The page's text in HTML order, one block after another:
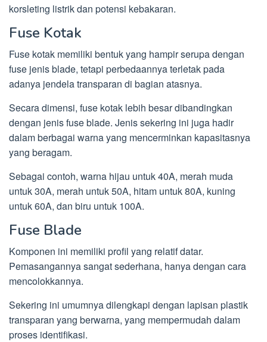
korsleting listrik dan potensi kebakaran.
Fuse Kotak
Fuse kotak memiliki bentuk yang hampir serupa dengan
fuse jenis blade, tetapi perbedaannya terletak pada
adanya jendela transparan di bagian atasnya.
Secara dimensi, fuse kotak lebih besar dibandingkan
dengan jenis fuse blade. Jenis sekering ini juga hadir
dalam berbagai warna yang mencerminkan kapasitasnya
yang beragam.
Sebagai contoh, warna hijau untuk 40A, merah muda
untuk 30A, merah untuk 50A, hitam untuk 80A, kuning
untuk 60A, dan biru untuk 100A.
Fuse Blade
Komponen ini memiliki profil yang relatif datar.
Pemasangannya sangat sederhana, hanya dengan cara
mencolokkannya.
Sekering ini umumnya dilengkapi dengan lapisan plastik
transparan yang berwarna, yang mempermudah dalam
proses identifikasi.